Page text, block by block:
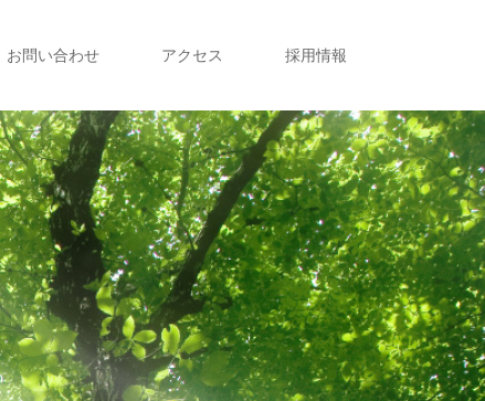
お問い合わせ アクセス 採用情報